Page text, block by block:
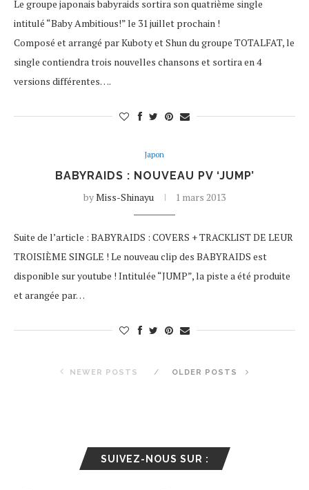
Le groupe japonais babyraids sortira son quatrième single
intitulé “Baby Ambitious!” le 31 juillet prochain !
Composé et arrangé par Kuboty et Shun du groupe TOTALFAT, le
single contiendra trois nouvelles chansons et sortira en 4
versions différentes….
Japon
BABYRAIDS : NOUVEAU PV ‘JUMP’
byMiss-Shinayu 1 mars 2013
Suite de l’article : BABYRAIDS : COVERS + TRACKLIST DE LEUR
TROISIÈME SINGLE ! Le nouveau clip des BABYRAIDS est
disponible sur youtube ! Intitulée “JUMP”, la piste a été produite
et arangée par…
NEWER POSTS OLDER POSTS
SUIVEZ-NOUS SUR :